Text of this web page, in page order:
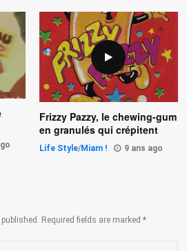
Frizzy Pazzy, le chewing-gum
en granulés qui crépitent
Life Style/Miam ! 9 ans ago
Required fields are marked *